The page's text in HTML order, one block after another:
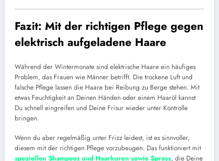
Fazit: Mit der richtigen Pflege gegen
elektrisch aufgeladene Haare
Während der Wintermonate sind elektrische Haare ein häufiges
Problem, das Frauen wie Männer betrifft. Die trockene Luft und
falsche Pflege lassen die Haare bei Reibung zu Berge stehen. Mit
etwas Feuchtigkeit an Deinen Händen oder einem Haaröl kannst
Du schnell eingreifen und Deine Frisur wieder unter Kontrolle
bringen.
Wenn du aber regelmäßig unter Frizz leidest, ist es sinnvoller,
diesem mit der richtigen Pflege vorzubeugen. Das funktioniert mit
speziellen Shampoos und Haarkuren sowie Sprays, die Deine